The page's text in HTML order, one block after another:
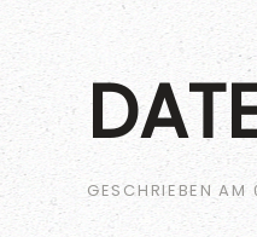
GESCHRIEBEN AM